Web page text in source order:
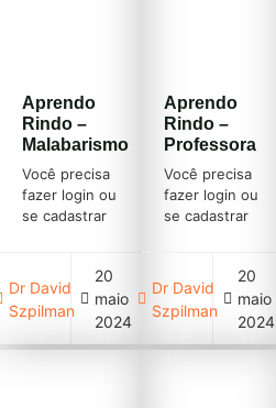
Aprendo
Rindo –
Malabarismo
Você precisa
fazer login ou
se cadastrar
acima)
Dr David
Szpilman
20
maio
2024
Aprendo
Rindo –
Professora
Você precisa
fazer login ou
se cadastrar
acima)
Dr David
Szpilman
20
maio
2024